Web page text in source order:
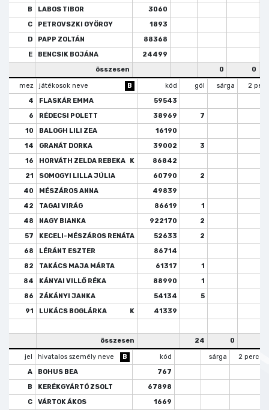
B
LABOS TIBOR
3060
C
PETROVSZKI GYÖRGY
1893
D
PAPP ZOLTÁN
88368
E
BENCSIK BOJÁNA
24499
összesen
0 0
mez játékosok neve B kód gól sárga
2 perc
4
FLASKÁR EMMA
59543
6
RÉDECSI POLETT 38969
7
10
BALOGH LILI ZEA
16190
14
GRANÁT DORKA 39002 3
16
HORVÁTH ZELDA REBEKA K
86842
21
SOMOGYI LILLA JÚLIA 60790
2
40
MÉSZÁROS ANNA
49839
42
TAGAI VIRÁG 86619
1
48
NAGY BIANKA 922170
2
57
KECELI-MÉSZÁROS RENÁTA 52633
2
68
LÉRÁNT ESZTER
86714
82
TAKÁCS MAJA MÁRTA 61317
1
84
KÁNYAI VILLŐ RÉKA 88990
1
86
ZÁKÁNYI JANKA 54134 5
91
LUKÁCS BOGLÁRKA K 41339
összesen 24 0
jel hivatalos személy neve B kód sárga
2 perc
A
BOHUS BEA
767
B
KERÉKGYÁRTÓ ZSOLT
67898
C
VÁRTOK ÁKOS
1669